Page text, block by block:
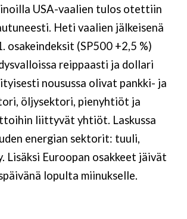
USA-vaalien tulos otettiin
Heti vaalien jälkeisenä
osakeindeksit (SP500 +2,5 %)
reippaasti ja dollari
nousussa olivat pankki- ja
öljysektori, pienyhtiöt ja
liittyvät yhtiöt. Laskussa
energian sektorit: tuuli,
Lisäksi Euroopan osakkeet jäivät
lopulta miinukselle.